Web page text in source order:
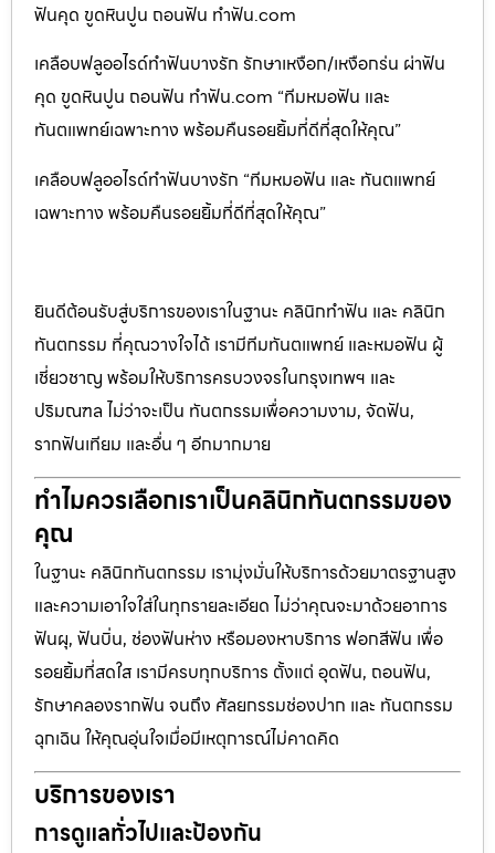
ฟันคุด ขูดหินปูน ถอนฟัน ทำฟัน.com
เคลือบฟลูออไรด์ทำฟันบางรัก รักษาเหงือก/เหงือกร่น ผ่าฟัน
คุด ขูดหินปูน ถอนฟัน ทำฟัน.com “ทีมหมอฟัน และ
ทันตแพทย์เฉพาะทาง พร้อมคืนรอยยิ้มที่ดีที่สุดให้คุณ”
เคลือบฟลูออไรด์ทำฟันบางรัก “ทีมหมอฟัน และ ทันตแพทย์
เฉพาะทาง พร้อมคืนรอยยิ้มที่ดีที่สุดให้คุณ”
ยินดีต้อนรับสู่บริการของเราในฐานะ คลินิกทำฟัน และ คลินิก
ทันตกรรม ที่คุณวางใจได้ เรามีทีมทันตแพทย์ และหมอฟัน ผู้
เชี่ยวชาญ พร้อมให้บริการครบวงจรในกรุงเทพฯ และ
ปริมณฑล ไม่ว่าจะเป็น ทันตกรรมเพื่อความงาม, จัดฟัน,
รากฟันเทียม และอื่น ๆ อีกมากมาย
ทำไมควรเลือกเราเป็นคลินิกทันตกรรมของ
คุณ
ในฐานะ คลินิกทันตกรรม เรามุ่งมั่นให้บริการด้วยมาตรฐานสูง
และความเอาใจใส่ในทุกรายละเอียด ไม่ว่าคุณจะมาด้วยอาการ
ฟันผุ, ฟันบิ่น, ช่องฟันห่าง หรือมองหาบริการ ฟอกสีฟัน เพื่อ
รอยยิ้มที่สดใส เรามีครบทุกบริการ ตั้งแต่ อุดฟัน, ถอนฟัน,
รักษาคลองรากฟัน จนถึง ศัลยกรรมช่องปาก และ ทันตกรรม
ฉุกเฉิน ให้คุณอุ่นใจเมื่อมีเหตุการณ์ไม่คาดคิด
บริการของเรา
การดูแลทั่วไปและป้องกัน